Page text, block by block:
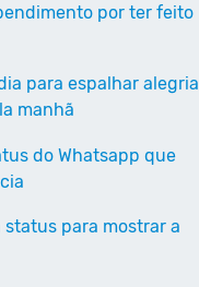
por ter feito
para espalhar alegria
manhã
do Whatsapp que
status para mostrar a